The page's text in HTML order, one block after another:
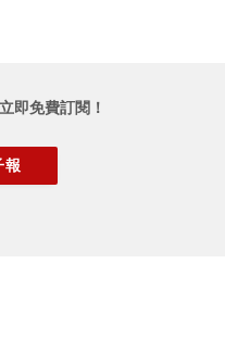
即免費訂閱！